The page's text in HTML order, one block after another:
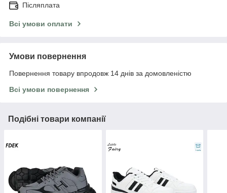
Післяплата
Всі умови оплати
Умови повернення
Повернення товару впродовж 14 днів за домовленістю
Всі умови повернення
Подібні товари компанії